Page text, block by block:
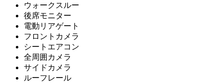
ウォークスルー
後席モニター
電動リアゲート
フロントカメラ
シートエアコン
全周囲カメラ
サイドカメラ
ルーフレール